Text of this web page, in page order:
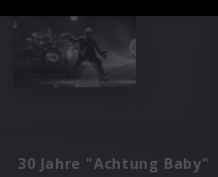
30 Jahre "Achtung Baby"